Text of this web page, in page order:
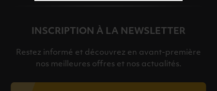
INSCRIPTION À LA NEWSLETTER
Restez informé et découvrez en avant-première
nos meilleures offres et nos actualités.